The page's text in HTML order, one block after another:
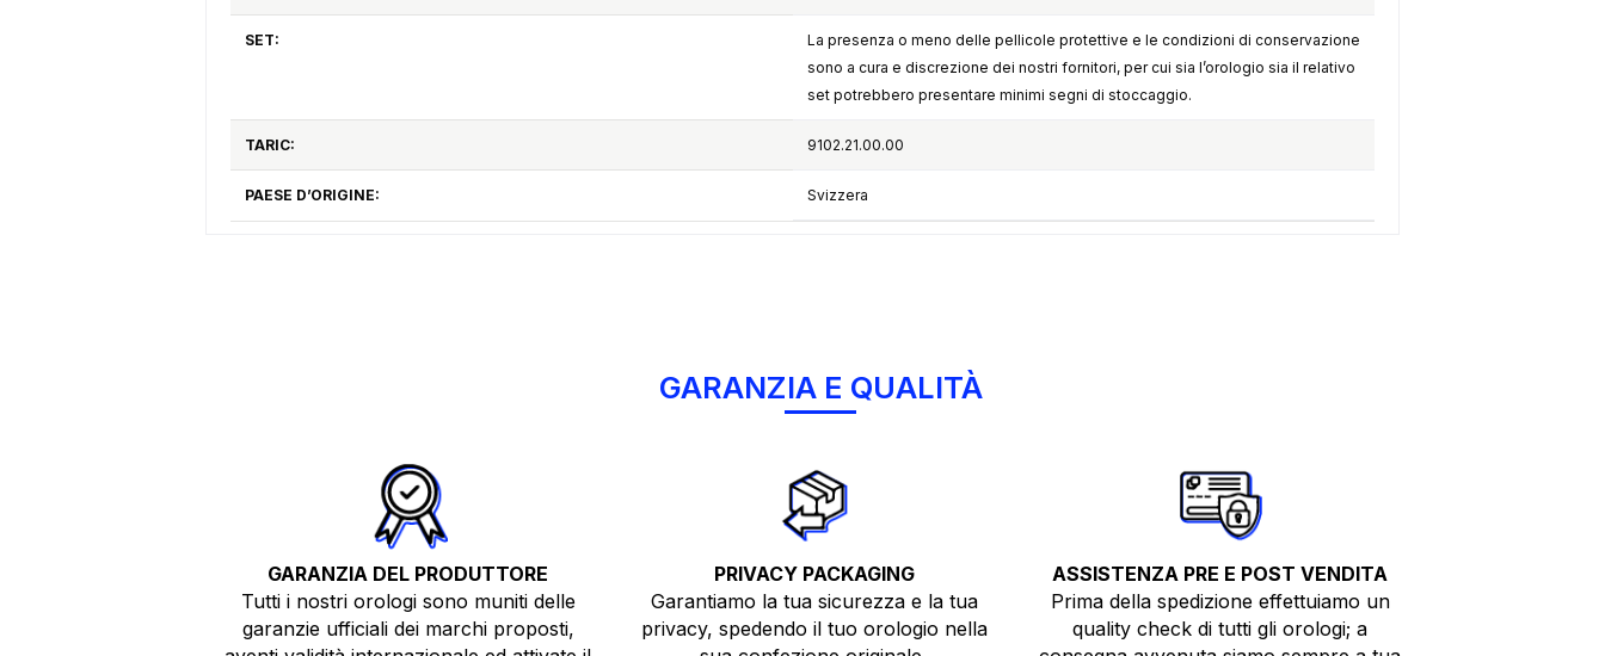
SET:
La presenza o meno delle pellicole protettive e le condizioni di conservazione
sono a cura e discrezione dei nostri fornitori, per cui sia l’orologio sia il relativo
set potrebbero presentare minimi segni di stoccaggio.
TARIC: 9102.21.00.00
PAESE D’ORIGINE: Svizzera
GARANZIA E QUALITÀ
GARANZIA DEL PRODUTTORE
Tutti i nostri orologi sono muniti delle
garanzie ufficiali dei marchi proposti,
PRIVACY PACKAGING
Garantiamo la tua sicurezza e la tua
privacy, spedendo il tuo orologio nella
ASSISTENZA PRE E POST VENDITA
Prima della spedizione effettuiamo un
quality check di tutti gli orologi; a